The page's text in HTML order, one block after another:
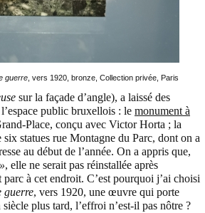
guerre , vers 1920, bronze, Collection privée, Paris
sur la façade d’angle), a laissé des
public bruxellois : le monument à
Place, conçu avec Victor Horta ; la
six statues rue Montagne du Parc, dont on a
au début de l’année. On a appris que,
, elle ne serait pas réinstallée après
parc à cet endroit. C’est pourquoi j’ai choisi
guerre, vers 1920, une œuvre qui porte
plus tard, l’effroi n’est-il pas nôtre ?